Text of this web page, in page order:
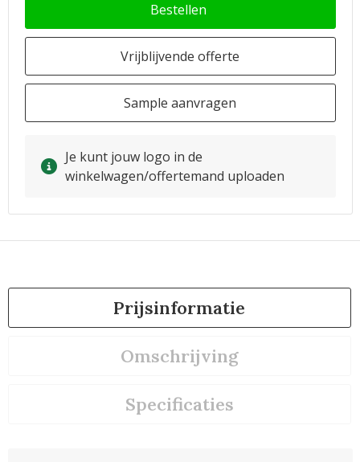
Bestellen
Vrijblijvende offerte
Sample aanvragen
Je kunt jouw logo in de
winkelwagen/offertemand uploaden
Prijsinformatie
Omschrijving
Specificaties